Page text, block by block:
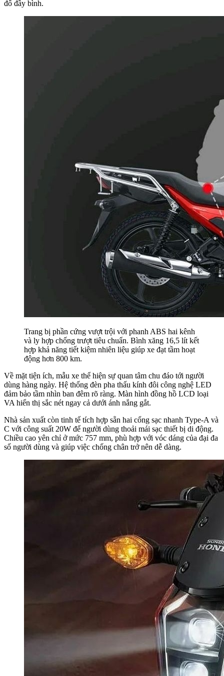
đổ đầy bình.
Trang bị phần cứng vượt trội với phanh ABS hai kênh
và ly hợp chống trượt tiêu chuẩn. Bình xăng 16,5 lít kết
hợp khả năng tiết kiệm nhiên liệu giúp xe đạt tầm hoạt
động hơn 800 km.
Về mặt tiện ích, mẫu xe thể hiện sự quan tâm chu đáo tới người
dùng hàng ngày. Hệ thống đèn pha thấu kính đôi công nghệ LED
đảm bảo tầm nhìn ban đêm rõ ràng. Màn hình đồng hồ LCD loại
VA hiển thị sắc nét ngay cả dưới ánh nắng gắt.
Nhà sản xuất còn tinh tế tích hợp sẵn hai cổng sạc nhanh Type-A và
C với công suất 20W để người dùng thoải mái sạc thiết bị di động.
Chiều cao yên chỉ ở mức 757 mm, phù hợp với vóc dáng của đại đa
số người dùng và giúp việc chống chân trở nên dễ dàng.